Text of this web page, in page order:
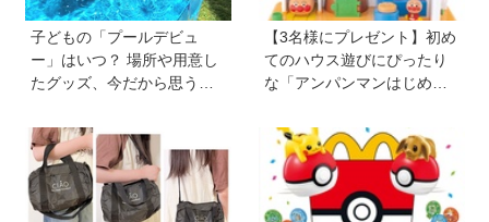
子どもの「プールデビュ
ー」はいつ？ 場所や用意し
たグッズ、今だから思う
ピソードを紹介《HugKum
総研》
【3名様にプレゼント】初め
てのハウス遊びにぴったり
な「アンパンマンはじめて
と指先あそびが盛りだくさ
ん♪